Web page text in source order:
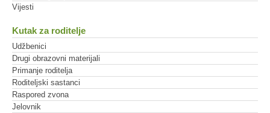
Vijesti
Kutak za roditelje
Udžbenici
Drugi obrazovni materijali
Primanje roditelja
Roditeljski sastanci
Raspored zvona
Jelovnik